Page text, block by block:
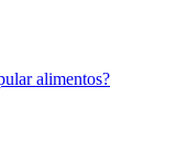
alimentos?